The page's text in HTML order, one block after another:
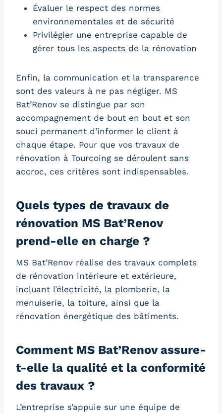
Évaluer le respect des normes
environnementales et de sécurité
Privilégier une entreprise capable de
gérer tous les aspects de la rénovation
Enfin, la communication et la transparence
sont des valeurs à ne pas négliger. MS
Bat’Renov se distingue par son
accompagnement de bout en bout et son
souci permanent d’informer le client à
chaque étape. Pour que vos travaux de
rénovation à Tourcoing se déroulent sans
accroc, ces critères sont indispensables.
Quels types de travaux de
rénovation MS Bat’Renov
prend-elle en charge ?
MS Bat’Renov réalise des travaux complets
de rénovation intérieure et extérieure,
incluant l’électricité, la plomberie, la
menuiserie, la toiture, ainsi que la
rénovation énergétique des bâtiments.
Comment MS Bat’Renov assure-
t-elle la qualité et la conformité
des travaux ?
L’entreprise s’appuie sur une équipe de